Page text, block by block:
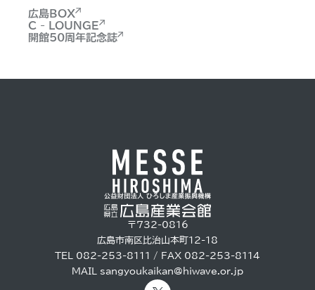
広島BOX
C - LOUNGE
開館50周年記念誌
〒732-0816
広島市南区比治山本町12-18
TEL 082-253-8111 / FAX 082-253-8114
MAIL sangyoukaikan@hiwave.or.jp